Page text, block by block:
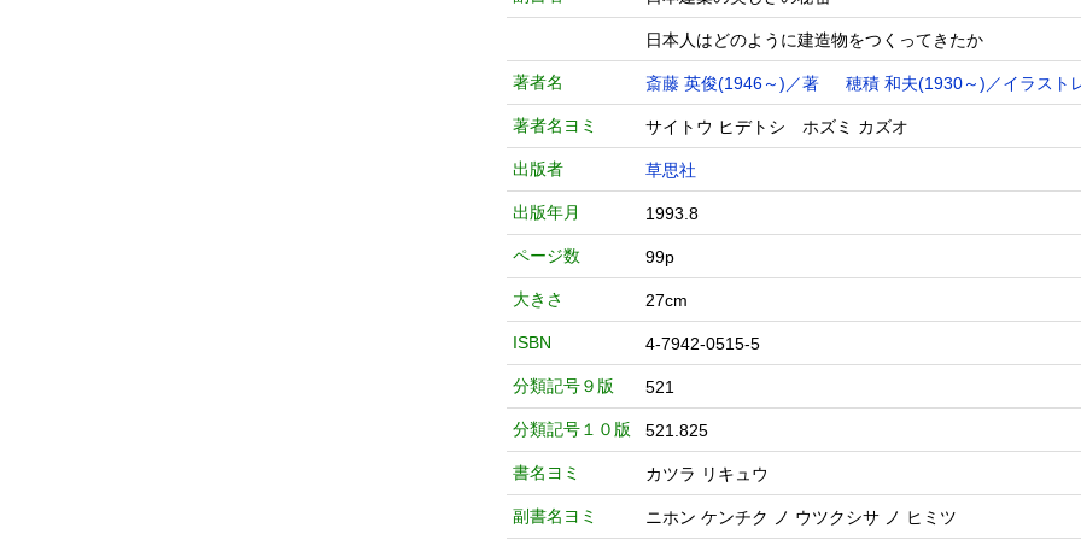
日本人はどのように建造物をつくってきたか
著者名 斎藤 英俊(1946～)／著 穂積 和夫(1930～)／イラスト
著者名ヨミ サイトウ ヒデトシ ホズミ カズオ
出版者 草思社
出版年月 1993.8
ページ数 99p
大きさ 27cm
ISBN 4-7942-0515-5
分類記号９版 521
分類記号１０版 521.825
書名ヨミ カツラ リキュウ
副書名ヨミ ニホン ケンチク ノ ウツクシサ ノ ヒミツ